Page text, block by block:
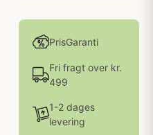
PrisGaranti
Fri fragt over kr.
499
1-2 dages
levering